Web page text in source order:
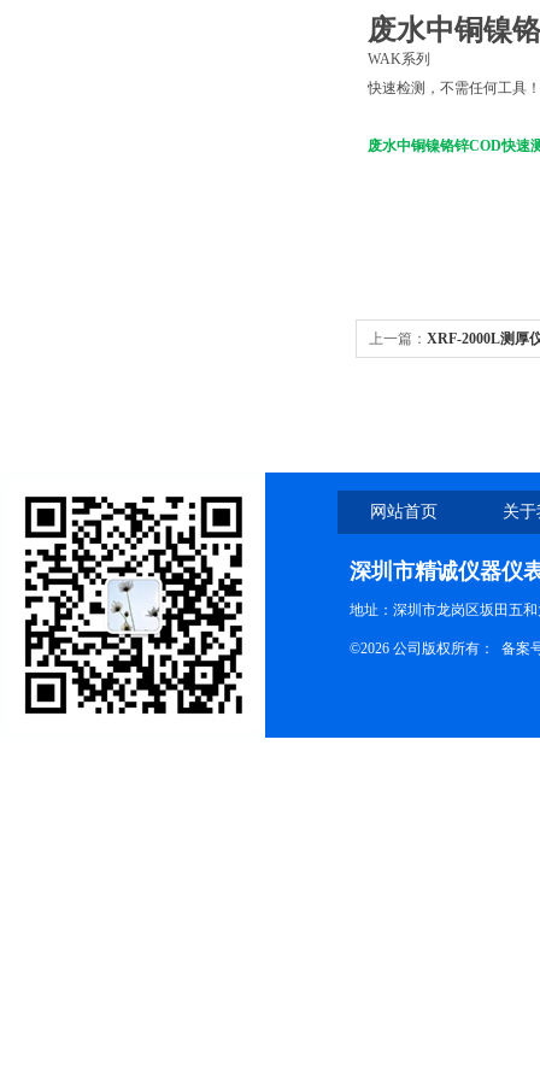
废水中铜镍
WAK系列
快速检测，不需任何工具！
废水中铜镍铬锌COD快速
上一篇： XRF-2000L测厚
网站首页 关
深圳市精诚仪器仪
地址：深圳市龙岗区坂田五
©2026 公司版权所有： 备案